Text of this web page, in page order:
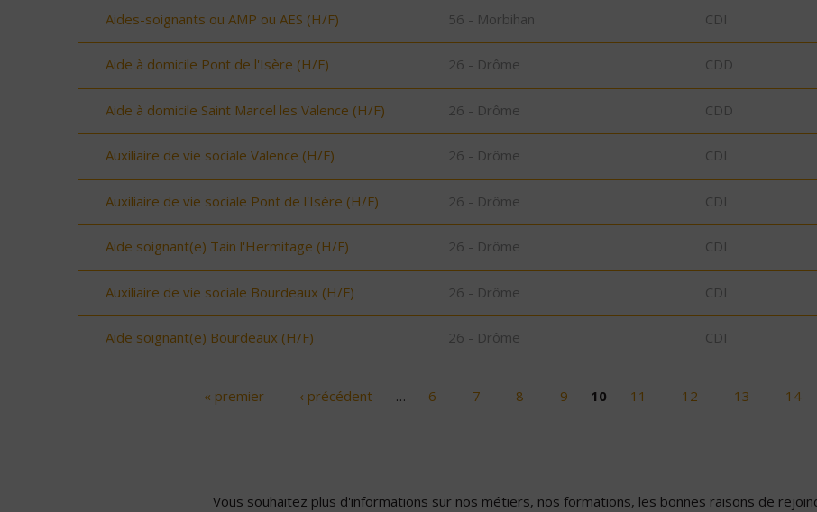
Aides-soignants ou AMP ou AES (H/F) 56 - Morbihan CDI
Aide à domicile Pont de l'Isère (H/F) 26 - Drôme CDD
Aide à domicile Saint Marcel les Valence (H/F) 26 - Drôme CDD
Auxiliaire de vie sociale Valence (H/F) 26 - Drôme CDI
Auxiliaire de vie sociale Pont de l'Isère (H/F) 26 - Drôme CDI
Aide soignant(e) Tain l'Hermitage (H/F) 26 - Drôme CDI
Auxiliaire de vie sociale Bourdeaux (H/F) 26 - Drôme CDI
Aide soignant(e) Bourdeaux (H/F) 26 - Drôme CDI
« premier ‹ précédent … 6 7 8 9 10 11 12 13 14
Vous souhaitez plus d'informations sur nos métiers, nos formations, les bonnes raisons de